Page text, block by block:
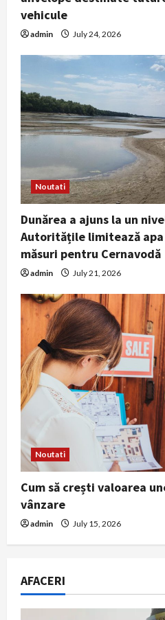
vehicule
admin July 24, 2026
Noutati
Dunărea a ajuns la un
Autoritățile limitează
măsuri pentru Cernavodă
admin July 21, 2026
Noutati
Cum să crești valoarea
vânzare
admin July 15, 2026
AFACERI